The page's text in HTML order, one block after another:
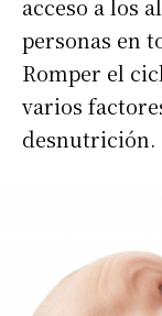
Número de
acceso a los
personas en
Romper el
varios
desnutrición.